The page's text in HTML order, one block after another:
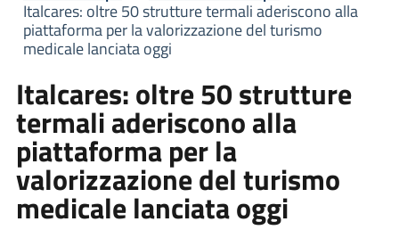
Italcares: oltre 50 strutture termali aderiscono alla
piattaforma per la valorizzazione del turismo
medicale lanciata oggi
Italcares: oltre 50 strutture
termali aderiscono alla
piattaforma per la
valorizzazione del turismo
medicale lanciata oggi